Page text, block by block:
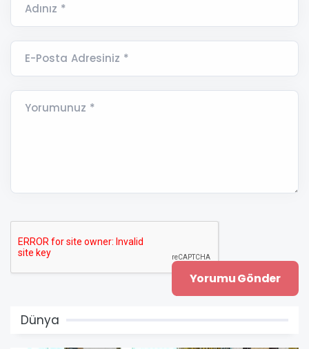
Adınız *
E-Posta Adresiniz *
Yorumunuz *
Dünya